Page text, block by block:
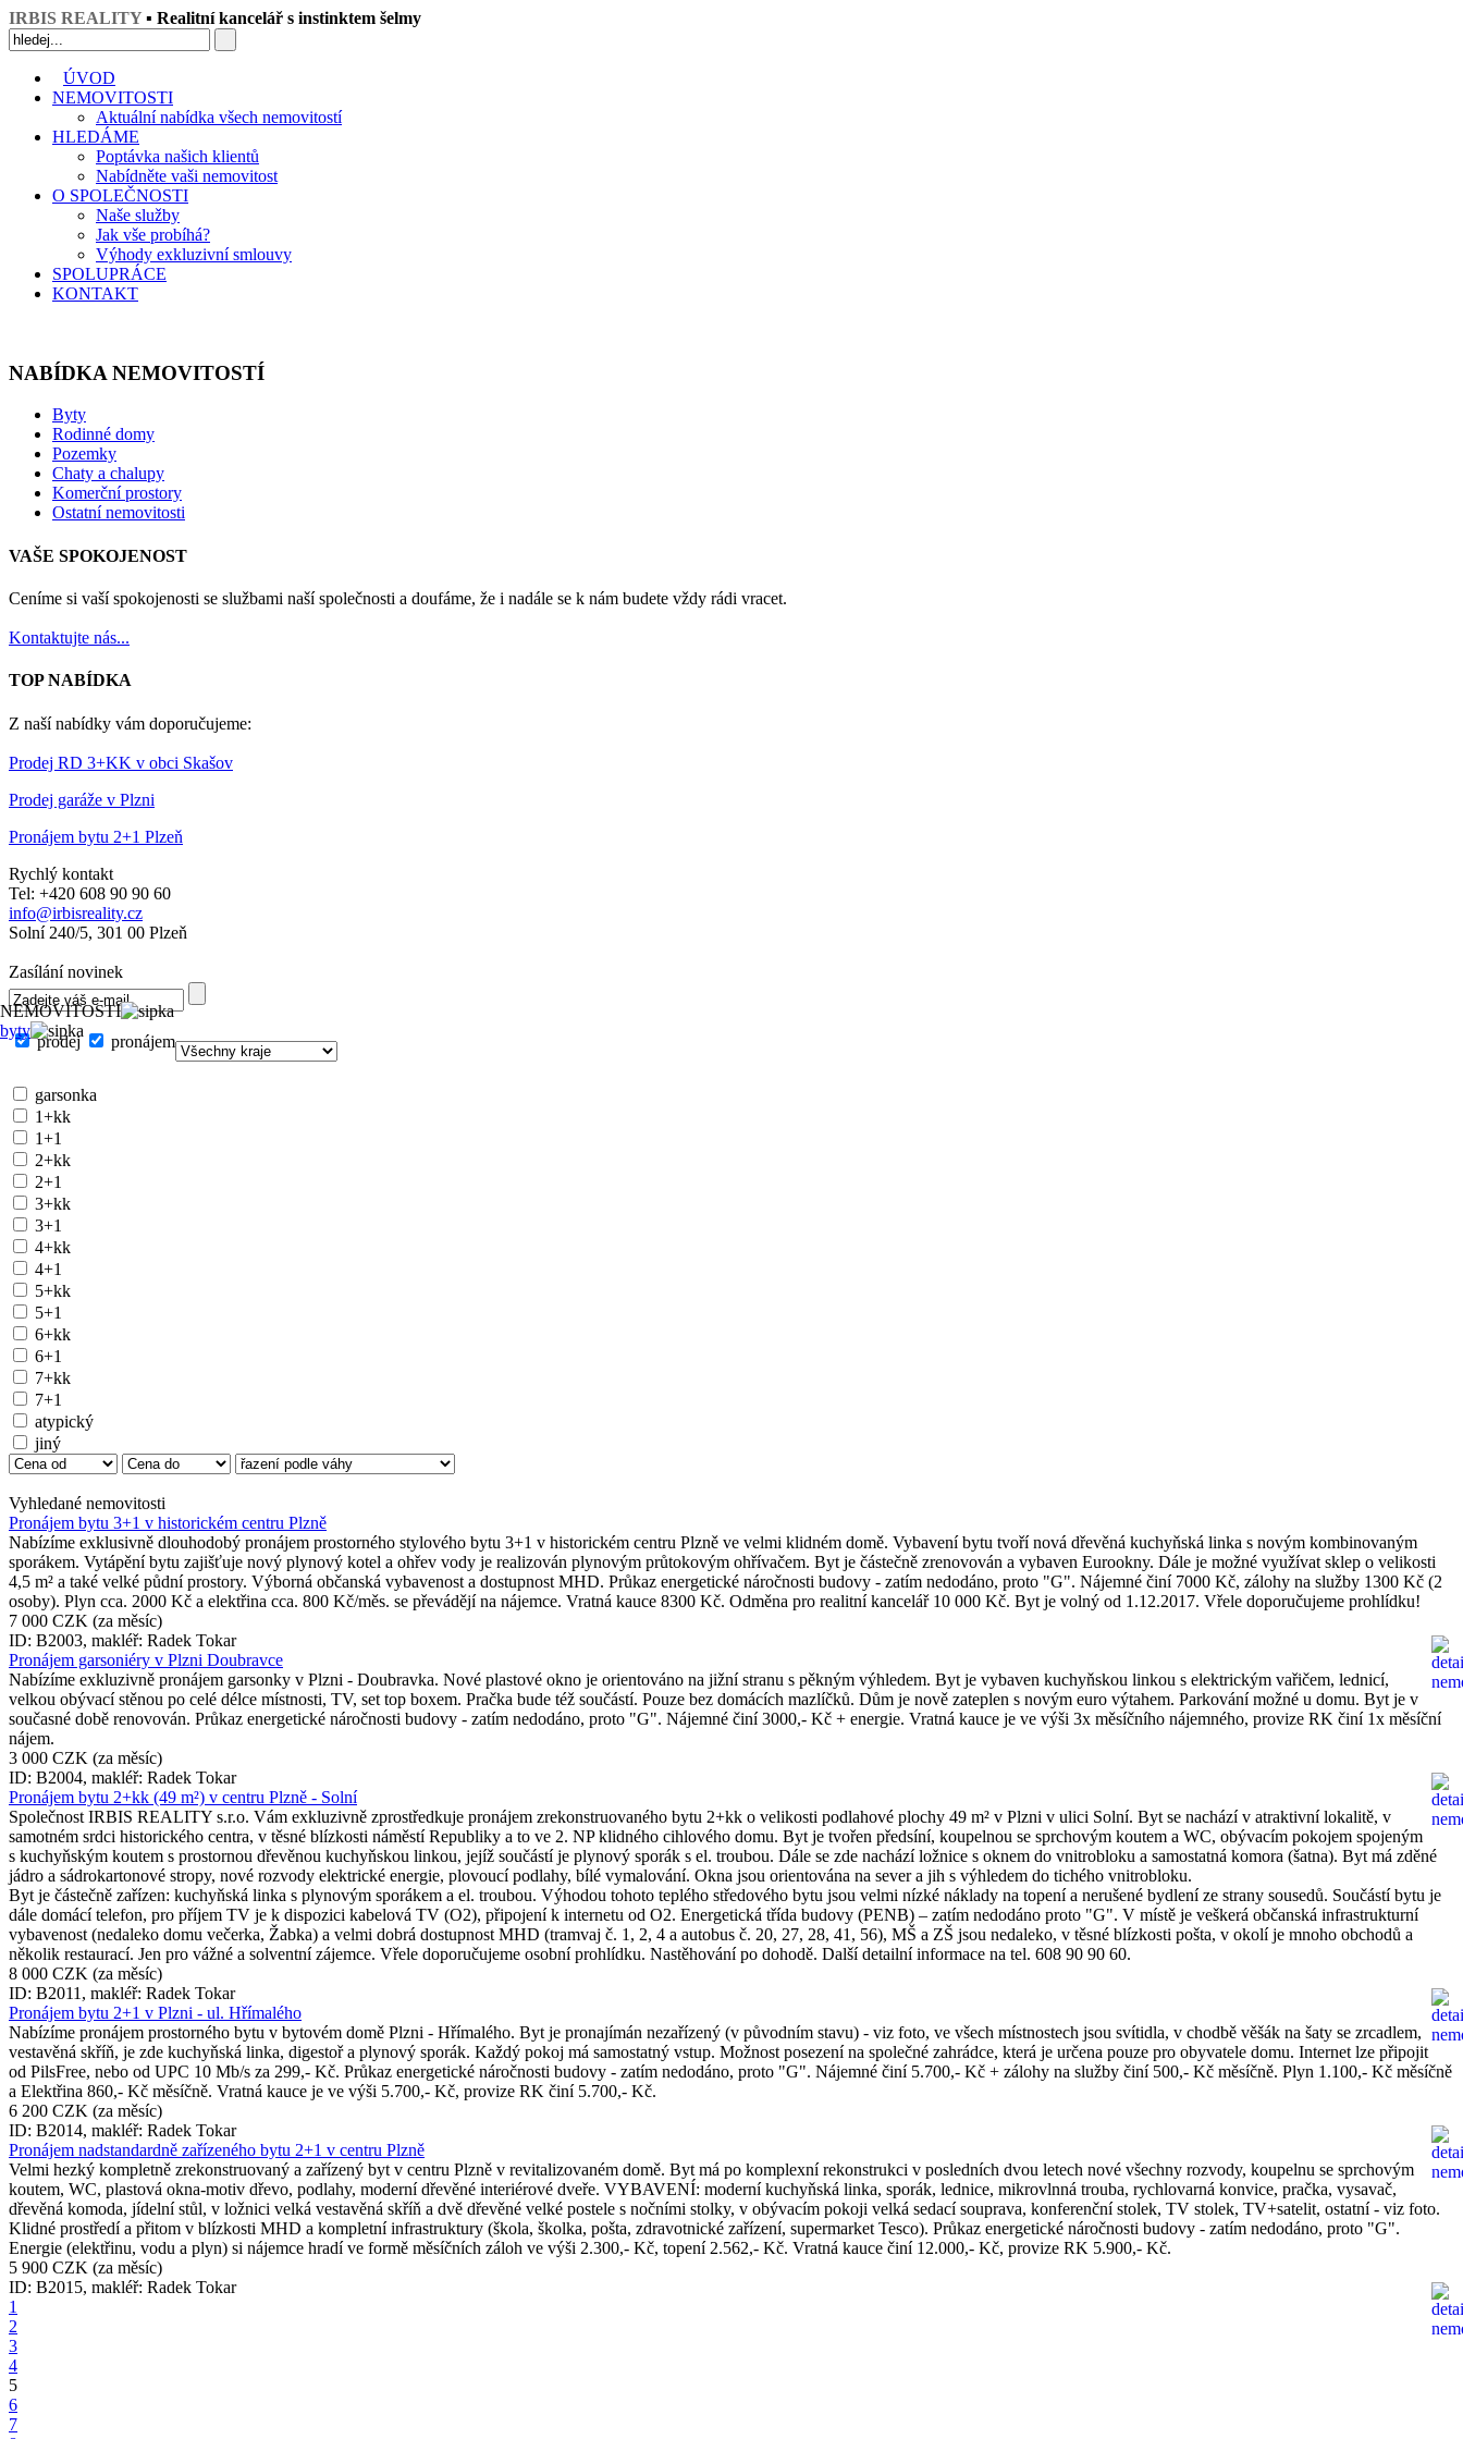
IRBIS REALITY ▪ Realitní kancelář s instinktem šelmy
ÚVOD
NEMOVITOSTI
Aktuální nabídka všech nemovitostí
HLEDÁME
Poptávka našich klientů
Nabídněte vaši nemovitost
O SPOLEČNOSTI
Naše služby
Jak vše probíhá?
Výhody exkluzivní smlouvy
SPOLUPRÁCE
KONTAKT
NABÍDKA NEMOVITOSTÍ
Byty
Rodinné domy
Pozemky
Chaty a chalupy
Komerční prostory
Ostatní nemovitosti
VAŠE SPOKOJENOST
Ceníme si vaší spokojenosti se službami naší společnosti a doufáme, že i nadále se k nám budete vždy rádi vracet.
Kontaktujte nás...
TOP NABÍDKA
Z naší nabídky vám doporučujeme:
Prodej RD 3+KK v obci Skašov
Prodej garáže v Plzni
Pronájem bytu 2+1 Plzeň
Rychlý kontakt
Tel: +420 608 90 90 60
info@irbisreality.cz
Solní 240/5, 301 00 Plzeň
Zasílání novinek
NEMOVITOSTI
byty
prodej pronájem
garsonka
1+kk
1+1
2+kk
2+1
3+kk
3+1
4+kk
4+1
5+kk
5+1
6+kk
6+1
7+kk
7+1
atypický
jiný
Vyhledané nemovitosti
Pronájem bytu 3+1 v historickém centru Plzně
Nabízíme exklusivně dlouhodobý pronájem prostorného stylového bytu 3+1 v historickém centru Plzně ve velmi klidném domě. Vybavení bytu tvoří nová dřevěná kuchyňská linka s novým kombinovaným
sporákem. Vytápění bytu zajišťuje nový plynový kotel a ohřev vody je realizován plynovým průtokovým ohřívačem. Byt je částečně zrenovován a vybaven Eurookny. Dále je možné využívat sklep o velikosti
4,5 m² a také velké půdní prostory. Výborná občanská vybavenost a dostupnost MHD. Průkaz energetické náročnosti budovy - zatím nedodáno, proto "G". Nájemné činí 7000 Kč, zálohy na služby 1300 Kč (2
osoby). Plyn cca. 2000 Kč a elektřina cca. 800 Kč/měs. se převádějí na nájemce. Vratná kauce 8300 Kč. Odměna pro realitní kancelář 10 000 Kč. Byt je volný od 1.12.2017. Vřele doporučujeme prohlídku!
7 000 CZK (za měsíc)
ID: B2003, makléř: Radek Tokar
Pronájem garsoniéry v Plzni Doubravce
Nabízíme exkluzivně pronájem garsonky v Plzni - Doubravka. Nové plastové okno je orientováno na jižní stranu s pěkným výhledem. Byt je vybaven kuchyňskou linkou s elektrickým vařičem, lednicí,
velkou obývací stěnou po celé délce místnosti, TV, set top boxem. Pračka bude též součástí. Pouze bez domácích mazlíčků. Dům je nově zateplen s novým euro výtahem. Parkování možné u domu. Byt je v
současné době renovován. Průkaz energetické náročnosti budovy - zatím nedodáno, proto "G". Nájemné činí 3000,- Kč + energie. Vratná kauce je ve výši 3x měsíčního nájemného, provize RK činí 1x měsíční
nájem.
3 000 CZK (za měsíc)
ID: B2004, makléř: Radek Tokar
Pronájem bytu 2+kk (49 m²) v centru Plzně - Solní
Společnost IRBIS REALITY s.r.o. Vám exkluzivně zprostředkuje pronájem zrekonstruovaného bytu 2+kk o velikosti podlahové plochy 49 m² v Plzni v ulici Solní. Byt se nachází v atraktivní lokalitě, v
samotném srdci historického centra, v těsné blízkosti náměstí Republiky a to ve 2. NP klidného cihlového domu. Byt je tvořen předsíní, koupelnou se sprchovým koutem a WC, obývacím pokojem spojeným
s kuchyňským koutem s prostornou dřevěnou kuchyňskou linkou, jejíž součástí je plynový sporák s el. troubou. Dále se zde nachází ložnice s oknem do vnitrobloku a samostatná komora (šatna). Byt má zděné
jádro a sádrokartonové stropy, nové rozvody elektrické energie, plovoucí podlahy, bílé vymalování. Okna jsou orientována na sever a jih s výhledem do tichého vnitrobloku.
Byt je částečně zařízen: kuchyňská linka s plynovým sporákem a el. troubou. Výhodou tohoto teplého středového bytu jsou velmi nízké náklady na topení a nerušené bydlení ze strany sousedů. Součástí bytu je
dále domácí telefon, pro příjem TV je k dispozici kabelová TV (O2), připojení k internetu od O2. Energetická třída budovy (PENB) – zatím nedodáno proto "G". V místě je veškerá občanská infrastrukturní
vybavenost (nedaleko domu večerka, Žabka) a velmi dobrá dostupnost MHD (tramvaj č. 1, 2, 4 a autobus č. 20, 27, 28, 41, 56), MŠ a ZŠ jsou nedaleko, v těsné blízkosti pošta, v okolí je mnoho obchodů a
několik restaurací. Jen pro vážné a solventní zájemce. Vřele doporučujeme osobní prohlídku. Nastěhování po dohodě. Další detailní informace na tel. 608 90 90 60.
8 000 CZK (za měsíc)
ID: B2011, makléř: Radek Tokar
Pronájem bytu 2+1 v Plzni - ul. Hřímalého
Nabízíme pronájem prostorného bytu v bytovém domě Plzni - Hřímalého. Byt je pronajímán nezařízený (v původním stavu) - viz foto, ve všech místnostech jsou svítidla, v chodbě věšák na šaty se zrcadlem,
vestavěná skříň, je zde kuchyňská linka, digestoř a plynový sporák. Každý pokoj má samostatný vstup. Možnost posezení na společné zahrádce, která je určena pouze pro obyvatele domu. Internet lze připojit
od PilsFree, nebo od UPC 10 Mb/s za 299,- Kč. Průkaz energetické náročnosti budovy - zatím nedodáno, proto "G". Nájemné činí 5.700,- Kč + zálohy na služby činí 500,- Kč měsíčně. Plyn 1.100,- Kč měsíčně
a Elektřina 860,- Kč měsíčně. Vratná kauce je ve výši 5.700,- Kč, provize RK činí 5.700,- Kč.
6 200 CZK (za měsíc)
ID: B2014, makléř: Radek Tokar
Pronájem nadstandardně zařízeného bytu 2+1 v centru Plzně
Velmi hezký kompletně zrekonstruovaný a zařízený byt v centru Plzně v revitalizovaném domě. Byt má po komplexní rekonstrukci v posledních dvou letech nové všechny rozvody, koupelnu se sprchovým
koutem, WC, plastová okna-motiv dřevo, podlahy, moderní dřevěné interiérové dveře. VYBAVENÍ: moderní kuchyňská linka, sporák, lednice, mikrovlnná trouba, rychlovarná konvice, pračka, vysavač,
dřevěná komoda, jídelní stůl, v ložnici velká vestavěná skříň a dvě dřevěné velké postele s nočními stolky, v obývacím pokoji velká sedací souprava, konferenční stolek, TV stolek, TV+satelit, ostatní - viz foto.
Klidné prostředí a přitom v blízkosti MHD a kompletní infrastruktury (škola, školka, pošta, zdravotnické zařízení, supermarket Tesco). Průkaz energetické náročnosti budovy - zatím nedodáno, proto "G".
Energie (elektřinu, vodu a plyn) si nájemce hradí ve formě měsíčních záloh ve výši 2.300,- Kč, topení 2.562,- Kč. Vratná kauce činí 12.000,- Kč, provize RK 5.900,- Kč.
5 900 CZK (za měsíc)
ID: B2015, makléř: Radek Tokar
1
2
3
4
5
6
7